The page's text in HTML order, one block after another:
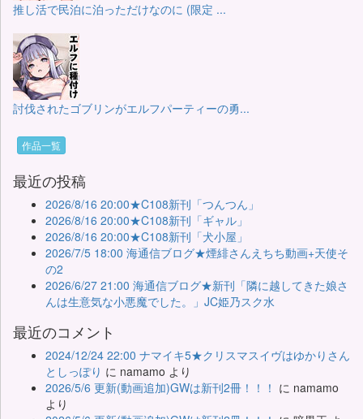
推し活で民泊に泊っただけなのに (限定 ...
討伐されたゴブリンがエルフパーティーの勇...
作品一覧
最近の投稿
2026/8/16 20:00★C108新刊「つんつん」
2026/8/16 20:00★C108新刊「ギャル」
2026/8/16 20:00★C108新刊「犬小屋」
2026/7/5 18:00 海通信ブログ★煙緋さんえちち動画+天使そ
の2
2026/6/27 21:00 海通信ブログ★新刊「隣に越してきた娘さ
んは生意気な小悪魔でした。」JC姫乃スク水
最近のコメント
2024/12/24 22:00 ナマイキ5★クリスマスイヴはゆかりさん
としっぽり に namamo より
2026/5/6 更新(動画追加)GWは新刊2冊！！！ に namamo
より